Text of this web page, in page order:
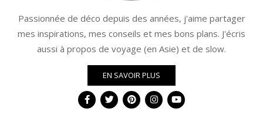
Passionnée de déco depuis des années, j'aime partager
mes inspirations, mes conseils et mes bons plans. J'écris
aussi à propos de voyage (en Asie) et de slow.
EN SAVOIR PLUS